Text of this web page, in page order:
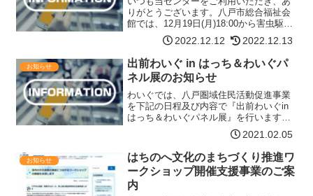
りがとうございます。八戸市総合福祉会
館では、12月19日(月)18:00から害虫駆
除・防除作業が行われます。それに伴
い、ふれあいセンターわいぐも以下のよ
うに開館時間を変更させていただきま
す。ご不便をおかけ…【詳細はコチラ】
2022.12.12 2022.12.13
お知らせ
出前わいぐ in はっち＆わいぐパ
ネル展のお知らせ
わいぐでは、八戸圏域住民活動促進事業
を下記の日程及び内容で『出前わいぐin
はっち＆わいぐパネル展』を行います。
出前わいぐinはっち＆わいぐパネル展詳
細お問合せ八戸市民活動サポートセンタ
ーふれあいセンターわいぐ 担当：慶長
指定管理者：企画集団…【詳細はコチ
ラ】
2021.02.05
お知らせ
はちのへ文化のまちづくり推進ワ
ークショップ開催支援事業のご案
内